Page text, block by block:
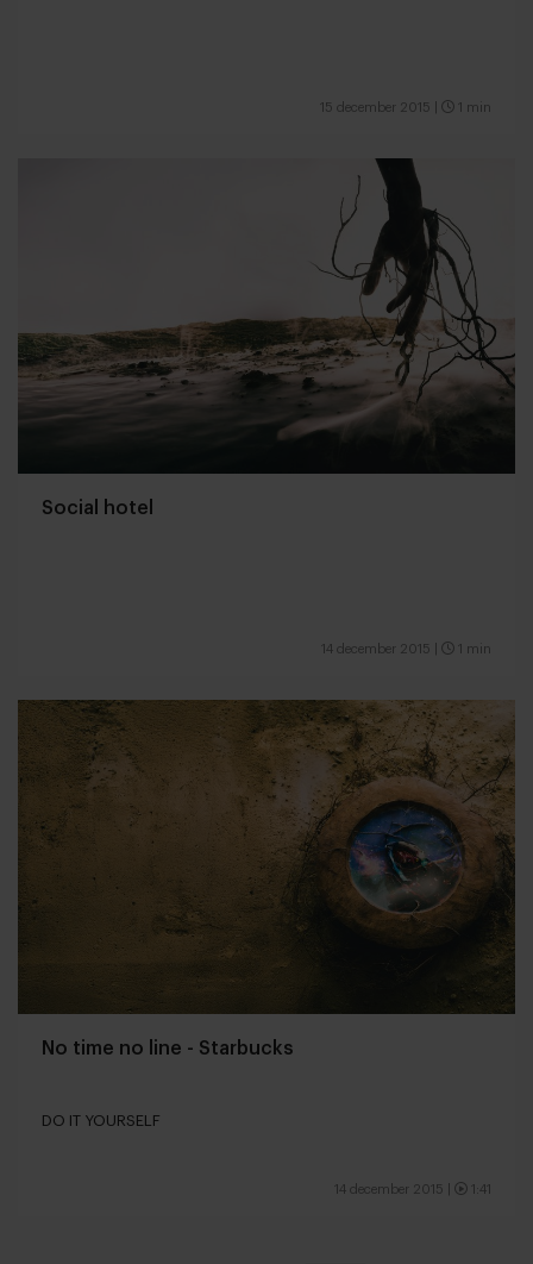
15 december 2015 1 min
Social hotel
14 december 2015 1 min
No time no line - Starbucks
DO IT YOURSELF
14 december 2015 1:41